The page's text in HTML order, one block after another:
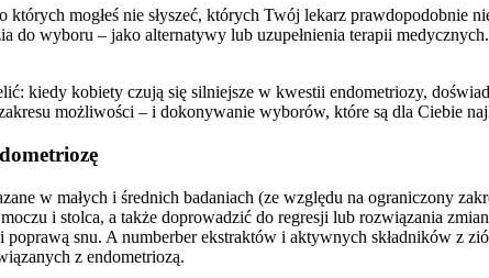
których mogłeś nie słyszeć, których Twój lekarz prawdopodobnie
do wyboru – jako alternatywy lub uzupełnienia terapii
kiedy kobiety czują się silniejsze w kwestii endometriozy,
możliwości – i dokonywanie wyborów, które są dla Ciebie
w małych i średnich badaniach (ze względu na ograniczony
i stolca, a także doprowadzić do regresji lub rozwiązania
poprawą snu. A numberber ekstraktów i aktywnych składników z
z endometriozą.